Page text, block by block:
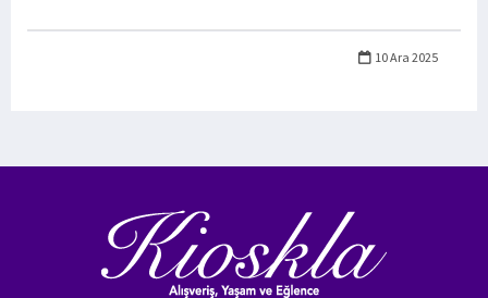
10 Ara 2025